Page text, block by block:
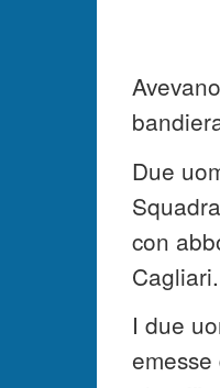
Due
con
Cagliari.
I due